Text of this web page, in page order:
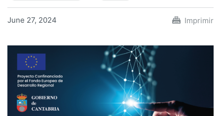
June 27, 2024 Imprimir